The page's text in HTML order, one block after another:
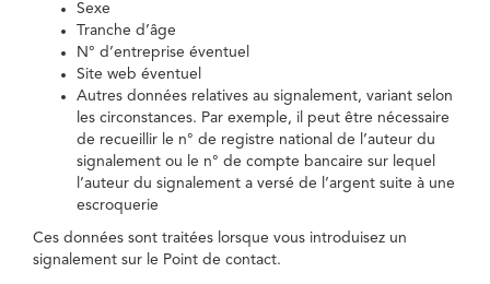
Sexe
Tranche d’âge
N° d’entreprise éventuel
Site web éventuel
Autres données relatives au signalement, variant selon
les circonstances. Par exemple, il peut être nécessaire
de recueillir le n° de registre national de l’auteur du
signalement ou le n° de compte bancaire sur lequel
l’auteur du signalement a versé de l’argent suite à une
escroquerie
Ces données sont traitées lorsque vous introduisez un
signalement sur le Point de contact.